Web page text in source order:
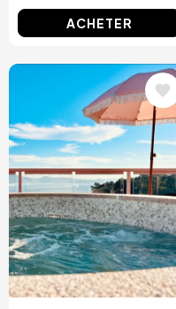
ACHETER